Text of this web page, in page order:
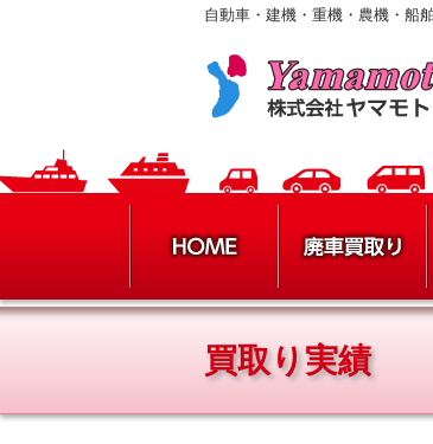
自動車・建機・重機・農機・船
買取り実績